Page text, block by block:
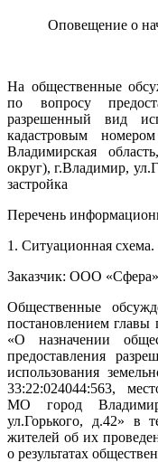
Оповещение о
На общественные
по вопросу
разрешенный вид
кадастровым
Владимирская
округ), г.Владимир,
застройка
Перечень
1. Ситуационная схема.
Заказчик: ООО «Сфера»
Общественные
постановлением
«О назначении
предоставления
использования
33:22:024044:563,
МО город Владимир
ул.Горького, д.42» в
жителей об их
о результатах